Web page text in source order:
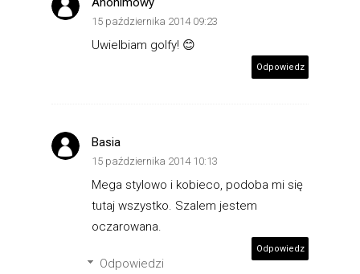
15 października 2014 09:23
Uwielbiam golfy! 😊
Odpowiedz
Basia
15 października 2014 10:13
Mega stylowo i kobieco, podoba mi się
tutaj wszystko. Szalem jestem
oczarowana.
Odpowiedz
Odpowiedzi